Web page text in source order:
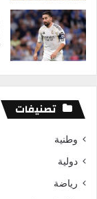
تصنيفات
وطنية
دولية
رياضة